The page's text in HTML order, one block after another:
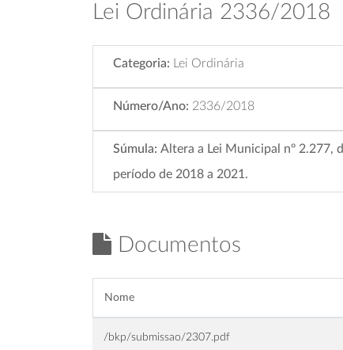
Lei Ordinária 2336/2018
Categoria: Lei Ordinária
Número/Ano: 2336/2018
Súmula: Altera a Lei Municipal nº 2.277,
período de 2018 a 2021.
Documentos
Nome
/bkp/submissao/2307.pdf